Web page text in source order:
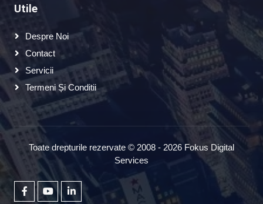
Utile
Despre Noi
Contact
Servicii
Termeni Și Conditii
Toate drepturile rezervate © 2008 - 2026 Fokus Digital
Services